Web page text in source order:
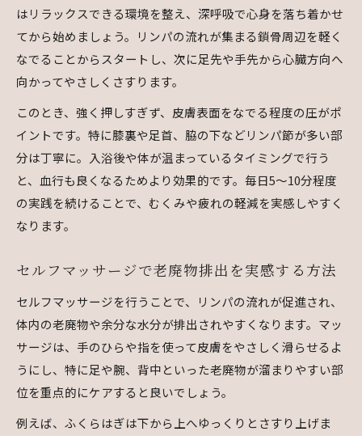
はリラックスできる環境を整え、深呼吸で心身を落ち着かせ
てから始めましょう。リンパの流れが集まる鎖骨周辺を軽く
なでることからスタートし、次に足先や手先から心臓方向へ
向かってやさしくさすります。
このとき、強く押しすぎず、皮膚表面をなでる程度の圧がポ
イントです。特に膝裏や足首、脇の下などリンパ節が多い部
分は丁寧に。入浴後や体が温まっているタイミングで行う
と、血行も良くなるためより効果的です。毎日5〜10分程度
の実践を続けることで、むくみや疲れの軽減を実感しやすく
なります。
セルフマッサージで老廃物排出を実感する方法
セルフマッサージを行うことで、リンパの流れが促進され、
体内の老廃物や余分な水分が排出されやすくなります。マッ
サージは、手のひらや指を使って皮膚をやさしく滑らせるよ
うにし、特に足や腕、背中といった老廃物が溜まりやすい部
位を重点的にケアすると良いでしょう。
例えば、ふくらはぎは下から上へゆっくりとさすり上げま